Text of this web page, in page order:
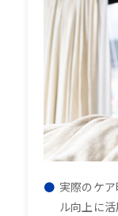
実際のケ
ル向上に活